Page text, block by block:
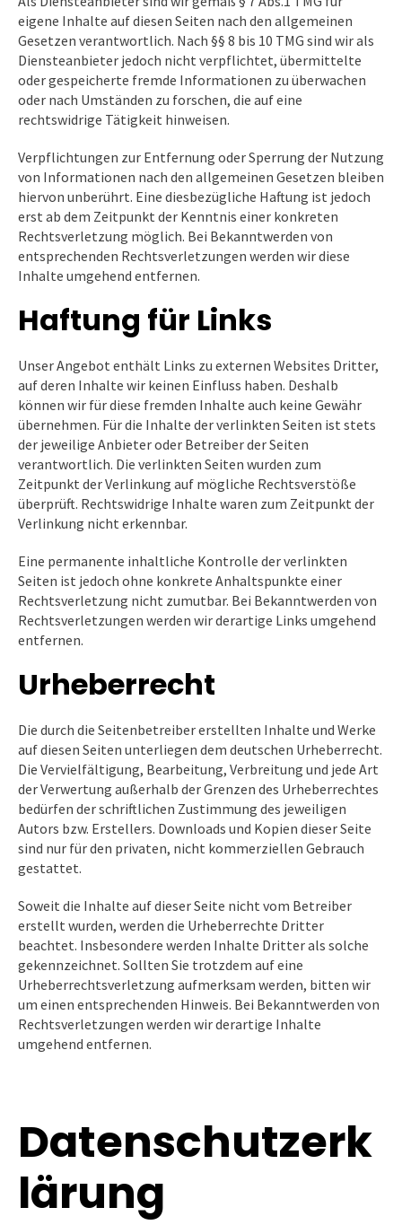
eigene Inhalte auf diesen Seiten nach den allgemeinen
Gesetzen verantwortlich. Nach §§ 8 bis 10 TMG sind wir als
Diensteanbieter jedoch nicht verpflichtet, übermittelte
oder gespeicherte fremde Informationen zu überwachen
oder nach Umständen zu forschen, die auf eine
rechtswidrige Tätigkeit hinweisen.
Verpflichtungen zur Entfernung oder Sperrung der Nutzung
von Informationen nach den allgemeinen Gesetzen bleiben
hiervon unberührt. Eine diesbezügliche Haftung ist jedoch
erst ab dem Zeitpunkt der Kenntnis einer konkreten
Rechtsverletzung möglich. Bei Bekanntwerden von
entsprechenden Rechtsverletzungen werden wir diese
Inhalte umgehend entfernen.
Haftung für Links
Unser Angebot enthält Links zu externen Websites Dritter,
auf deren Inhalte wir keinen Einfluss haben. Deshalb
können wir für diese fremden Inhalte auch keine Gewähr
übernehmen. Für die Inhalte der verlinkten Seiten ist stets
der jeweilige Anbieter oder Betreiber der Seiten
verantwortlich. Die verlinkten Seiten wurden zum
Zeitpunkt der Verlinkung auf mögliche Rechtsverstöße
überprüft. Rechtswidrige Inhalte waren zum Zeitpunkt der
Verlinkung nicht erkennbar.
Eine permanente inhaltliche Kontrolle der verlinkten
Seiten ist jedoch ohne konkrete Anhaltspunkte einer
Rechtsverletzung nicht zumutbar. Bei Bekanntwerden von
Rechtsverletzungen werden wir derartige Links umgehend
entfernen.
Urheberrecht
Die durch die Seitenbetreiber erstellten Inhalte und Werke
auf diesen Seiten unterliegen dem deutschen Urheberrecht.
Die Vervielfältigung, Bearbeitung, Verbreitung und jede Art
der Verwertung außerhalb der Grenzen des Urheberrechtes
bedürfen der schriftlichen Zustimmung des jeweiligen
Autors bzw. Erstellers. Downloads und Kopien dieser Seite
sind nur für den privaten, nicht kommerziellen Gebrauch
gestattet.
Soweit die Inhalte auf dieser Seite nicht vom Betreiber
erstellt wurden, werden die Urheberrechte Dritter
beachtet. Insbesondere werden Inhalte Dritter als solche
gekennzeichnet. Sollten Sie trotzdem auf eine
Urheberrechtsverletzung aufmerksam werden, bitten wir
um einen entsprechenden Hinweis. Bei Bekanntwerden von
Rechtsverletzungen werden wir derartige Inhalte
umgehend entfernen.
Datenschutzerk
lärung